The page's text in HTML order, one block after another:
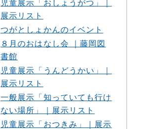
児童展示「おしょうがつ」｜
展示リスト
つがとしょかんのイベント
８月のおはなし会 ｜藤岡図
書館
児童展示「うんどうかい」｜
展示リスト
一般展示「知っていても行け
ない場所」｜展示リスト
児童展示「おつきみ」｜展示